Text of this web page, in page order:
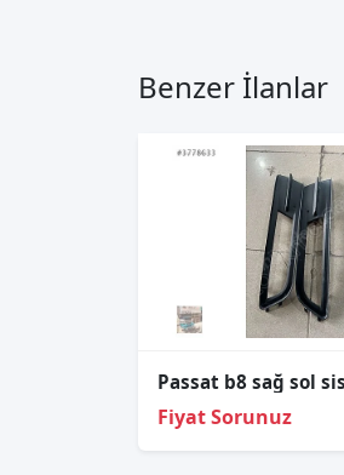
Benzer İlanlar
Fiyat Sorunuz